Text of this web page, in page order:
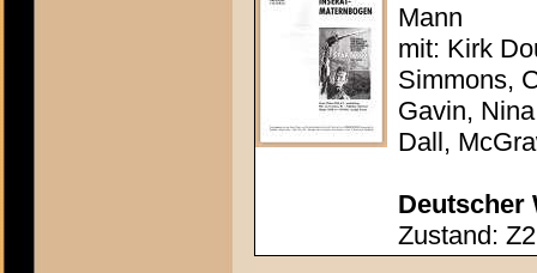
Mann
mit: Kirk
Simmons,
Gavin,
Dall,
Deutscher
Zustand: Z2